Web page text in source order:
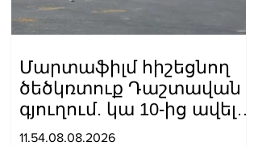
Մարտաֆիլմ հիշեցնող
ծեծկռտուք Դաշտավան
գյուղում. կա 10-ից ավելի
վիրավոր
11.54.08.08.2026